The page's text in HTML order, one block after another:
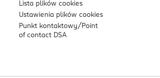
Lista plikówcookies
Ustawienia plikówcookies
Punkt kontaktowy/ Point
of contact DSA